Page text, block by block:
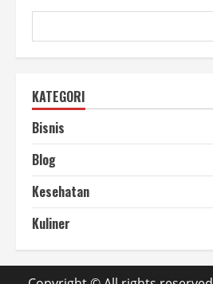
KATEGORI
Bisnis
Blog
Kesehatan
Kuliner